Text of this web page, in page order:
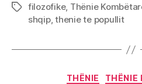
Tagsfilozofike, Thënie
shqip,thenie te popullit
THËNIE THËNIE